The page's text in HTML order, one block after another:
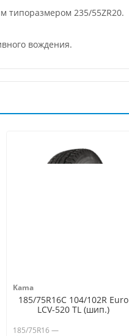
типоразмером 235/55ZR20.
вождения.
Kama
185/75R16C 104/102R Euro
LCV-520 TL (шип.)
185/75R16 —